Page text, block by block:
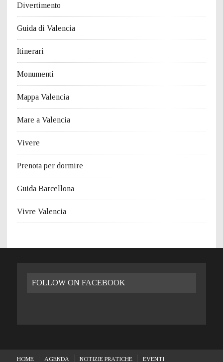
Divertimento
Guida di Valencia
Itinerari
Monumenti
Mappa Valencia
Mare a Valencia
Vivere
Prenota per dormire
Guida Barcellona
Vivre Valencia
FOLLOW ON FACEBOOK
HOME AGENDA NOTIZIE PRATICHE EVENTI